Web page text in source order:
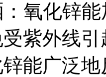
氧化锌
紫外线
能广泛